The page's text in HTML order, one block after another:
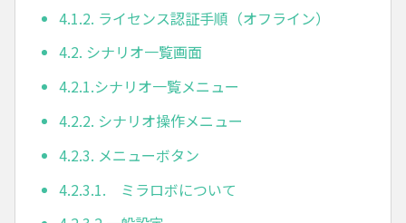
4.1.2. ライセンス認証手順（オフライン）
4.2. シナリオ一覧画面
4.2.1.シナリオ一覧メニュー
4.2.2. シナリオ操作メニュー
4.2.3. メニューボタン
4.2.3.1. ミラロボについて